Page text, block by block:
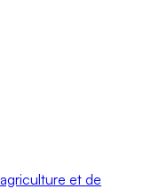
et de